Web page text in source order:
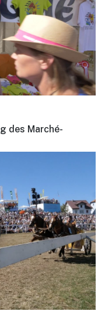
des Marché-